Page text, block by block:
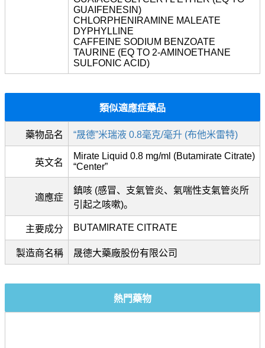
GUAIFENESIN)
CHLORPHENIRAMINE MALEATE
DYPHYLLINE
CAFFEINE SODIUM BENZOATE
TAURINE (EQ TO 2-AMINOETHANE
SULFONIC ACID)
類似適應症藥品
藥物品名 “晟德”米瑞液 0.8毫克/毫升 (布他米雷特)
英文名
Mirate Liquid 0.8 mg/ml (Butamirate Citrate)
“Center”
適應症
鎮咳 (感冒、支氣管炎、氣喘性支氣管炎所
引起之咳嗽)。
主要成分 BUTAMIRATE CITRATE
製造商名稱 晟德大藥廠股份有限公司
熱門藥物